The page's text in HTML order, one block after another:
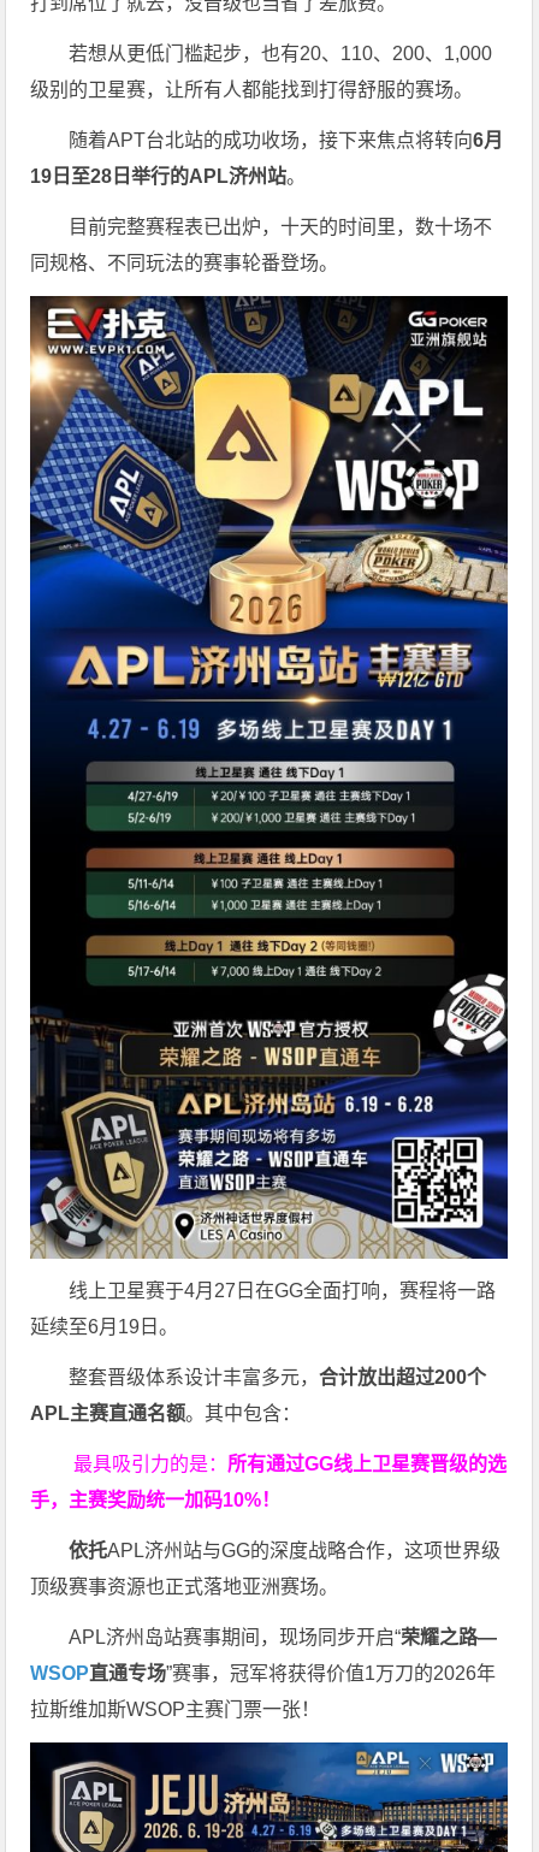
若想从更低门槛起步，也有20、110、200、1,000
级别的卫星赛，让所有人都能找到打得舒服的赛场。
随着APT台北站的成功收场，接下来焦点将转向6月
19 日至28 日举行的APL济州站。
目前完整赛程表已出炉，十天的时间里，数十场不
同规格、不同玩法的赛事轮番登场。
线上卫星赛于4月27日在GG全面打响，赛程将一路
延续至6月19日。
整套晋级体系设计丰富多元，合计放出超过200个
APL主赛直通名额。其中包含：
最具吸引力的是： 所有通过GG线上卫星赛晋级的选
手，主赛奖励统一加码10%！
依托APL济州站与GG的深度战略合作，这项世界级
顶级赛事资源也正式落地亚洲赛场。
APL济州岛站赛事期间，现场同步开启“荣耀之路—
WSOP直通专场”赛事，冠军将获得价值1万刀的2026年
拉斯维加斯WSOP主赛门票一张！